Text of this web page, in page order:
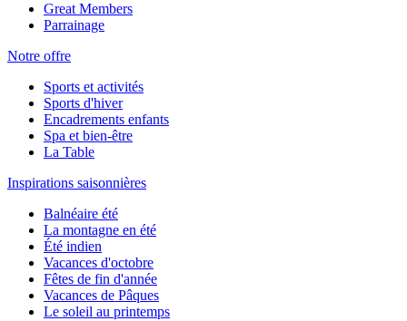
Great Members
Parrainage
Notre offre
Sports et activités
Sports d'hiver
Encadrements enfants
Spa et bien-être
La Table
Inspirations saisonnières
Balnéaire été
La montagne en été
Été indien
Vacances d'octobre
Fêtes de fin d'année
Vacances de Pâques
Le soleil au printemps